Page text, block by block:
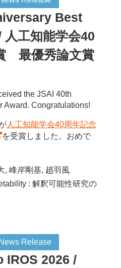
Best
工知能学会40
最優秀論文賞
the JSAI 40th
Award. Congratulations!
人工知能学会40周年記念
を受賞しました。おめで
, 峰岸剛基, 趙羽風
: 解釈可能性研究の
News Release
IROS 2026 /